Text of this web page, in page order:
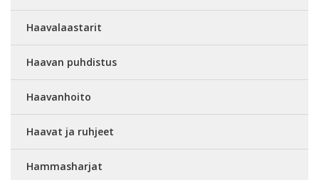
Haavalaastarit
Haavan puhdistus
Haavanhoito
Haavat ja ruhjeet
Hammasharjat